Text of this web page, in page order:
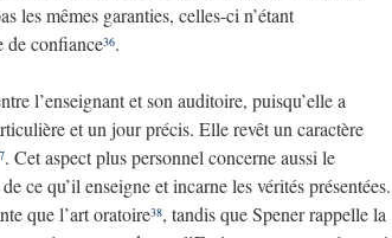
les mêmes garanties, celles-ci n’étant
de confiance36.
l’enseignant et son auditoire, puisqu’elle a
et un jour précis. Elle revêt un caractère
. Cet aspect plus personnel concerne aussi le
ce qu’il enseigne et incarne les vérités présentées.
que l’art oratoire38, tandis que Spener rappelle la